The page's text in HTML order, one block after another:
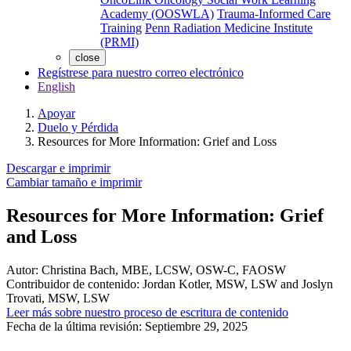
Academy (OOSWLA) Trauma-Informed Care
Training Penn Radiation Medicine Institute
(PRMI)
close
Regístrese para nuestro correo electrónico
English
Apoyar
Duelo y Pérdida
Resources for More Information: Grief and Loss
Descargar e imprimir
Cambiar tamaño e imprimir
Resources for More Information: Grief
and Loss
Autor: Christina Bach, MBE, LCSW, OSW-C, FAOSW
Contribuidor de contenido: Jordan Kotler, MSW, LSW and Joslyn
Trovati, MSW, LSW
Leer más sobre nuestro proceso de escritura de contenido
Fecha de la última revisión: Septiembre 29, 2025